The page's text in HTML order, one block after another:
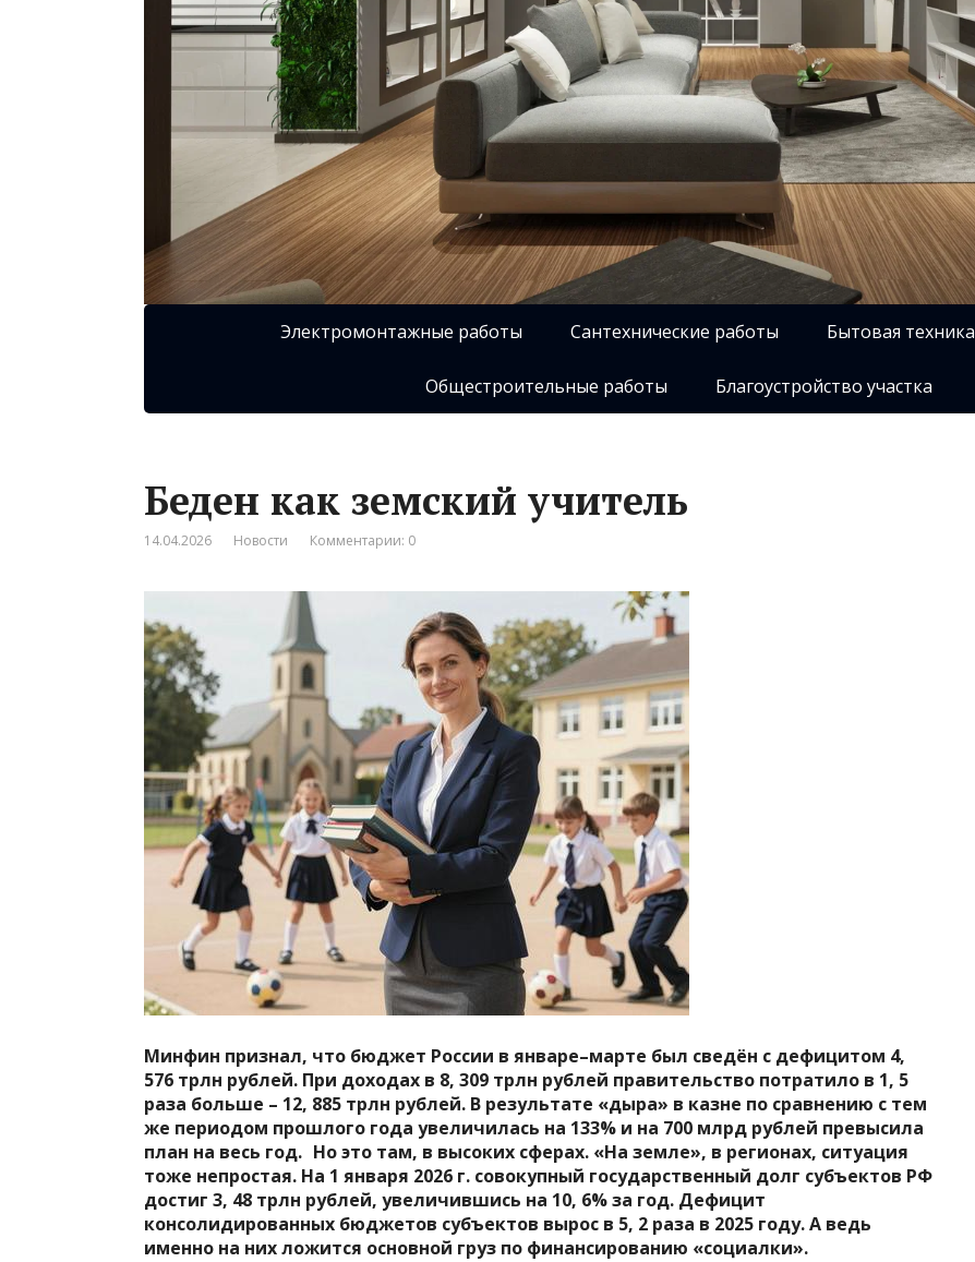
Электромонтажные работы Сантехнические работы Бытовая техника
Общестроительные работы Благоустройство участка
Беден как земский учитель
14.04.2026 Новости Комментарии: 0
Минфин признал, что бюджет России в январе–марте был сведён с дефицитом 4,
576 трлн рублей. При доходах в 8, 309 трлн рублей правительство потратило в 1, 5
раза больше – 12, 885 трлн рублей. В результате «дыра» в казне по сравнению с тем
же периодом прошлого года увеличилась на 133% и на 700 млрд рублей превысила
план на весь год. Но это там, в высоких сферах. «На земле», в регионах, ситуация
тоже непростая. На 1 января 2026 г. совокупный государственный долг субъектов РФ
достиг 3, 48 трлн рублей, увеличившись на 10, 6% за год. Дефицит
консолидированных бюджетов субъектов вырос в 5, 2 раза в 2025 году. А ведь
именно на них ложится основной груз по финансированию «социалки».